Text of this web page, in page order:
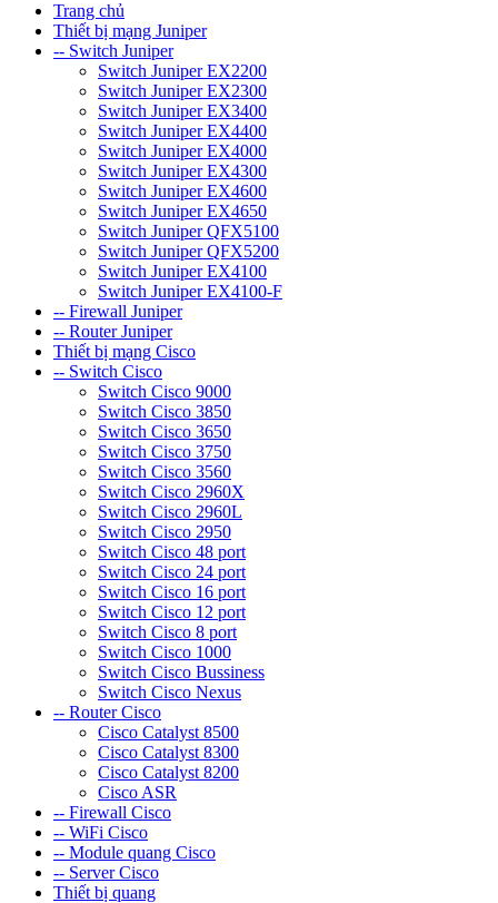
Trang chủ
Thiết bị mạng Juniper
-- Switch Juniper
Switch Juniper EX2200
Switch Juniper EX2300
Switch Juniper EX3400
Switch Juniper EX4400
Switch Juniper EX4000
Switch Juniper EX4300
Switch Juniper EX4600
Switch Juniper EX4650
Switch Juniper QFX5100
Switch Juniper QFX5200
Switch Juniper EX4100
Switch Juniper EX4100-F
-- Firewall Juniper
-- Router Juniper
Thiết bị mạng Cisco
-- Switch Cisco
Switch Cisco 9000
Switch Cisco 3850
Switch Cisco 3650
Switch Cisco 3750
Switch Cisco 3560
Switch Cisco 2960X
Switch Cisco 2960L
Switch Cisco 2950
Switch Cisco 48 port
Switch Cisco 24 port
Switch Cisco 16 port
Switch Cisco 12 port
Switch Cisco 8 port
Switch Cisco 1000
Switch Cisco Bussiness
Switch Cisco Nexus
-- Router Cisco
Cisco Catalyst 8500
Cisco Catalyst 8300
Cisco Catalyst 8200
Cisco ASR
-- Firewall Cisco
-- WiFi Cisco
-- Module quang Cisco
-- Server Cisco
Thiết bị quang